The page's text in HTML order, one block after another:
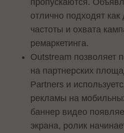
пропускаются.
отлично подходят
частоты и охвата
ремаркетинга.
Outstream позволяет
на партнерских
Partners и
рекламы на
баннер видео
экрана, ролик